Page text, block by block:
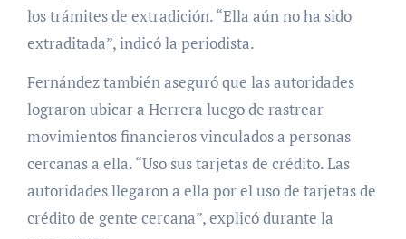
los trámites de extradición. “Ella aún no ha sido
extraditada”, indicó la periodista.
Fernández también aseguró que las autoridades
lograron ubicar a Herrera luego de rastrear
movimientos financieros vinculados a personas
cercanas a ella. “Uso sus tarjetas de crédito. Las
autoridades llegaron a ella por el uso de tarjetas de
crédito de gente cercana”, explicó durante la